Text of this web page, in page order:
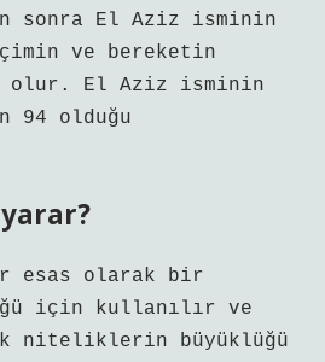
sonra El Aziz isminin
ve bereketin
olur. El Aziz isminin
94 olduğu
esas olarak bir
için kullanılır ve
niteliklerin büyüklüğü